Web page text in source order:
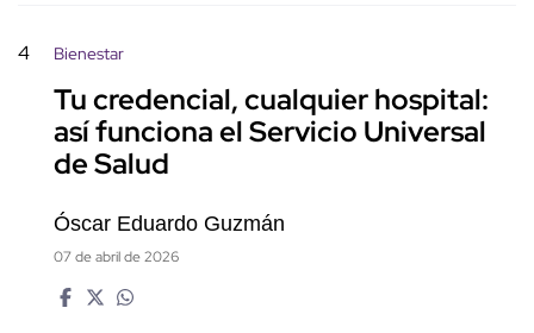
4 Bienestar
Tu credencial, cualquier hospital:
así funciona el Servicio Universal
de Salud
Óscar Eduardo Guzmán
07 de abril de 2026